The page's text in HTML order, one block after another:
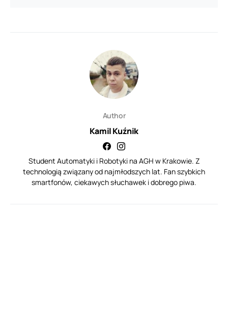
Author
Kamil Kuźnik
Student Automatyki i Robotyki na AGH w Krakowie. Z
technologią związany od najmłodszych lat. Fan szybkich
smartfonów, ciekawych słuchawek i dobrego piwa.